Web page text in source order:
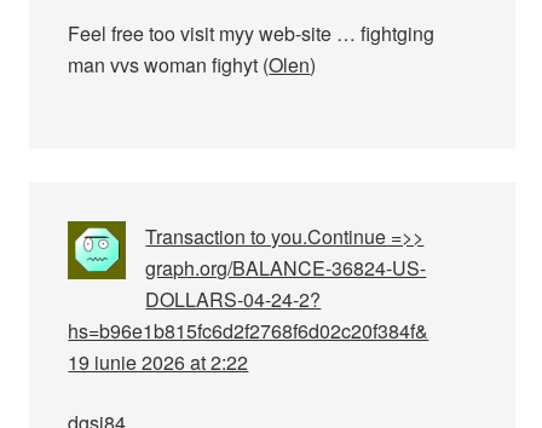
Feel free too visit myy web-site … fightging
man vvs woman fighyt (Olen)
Transaction to you.Continue =>>
graph.org/BALANCE-36824-US-
DOLLARS-04-24-2?
hs=b96e1b815fc6d2f2768f6d02c20f384f&
19 iunie 2026 at 2:22